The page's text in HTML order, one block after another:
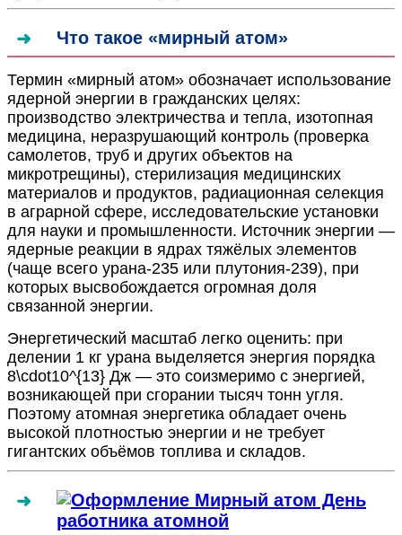
Что такое «мирный атом»
Термин «мирный атом» обозначает использование
ядерной энергии в гражданских целях:
производство электричества и тепла, изотопная
медицина, неразрушающий контроль (проверка
самолетов, труб и других объектов на
микротрещины), стерилизация медицинских
материалов и продуктов, радиационная селекция
в аграрной сфере, исследовательские установки
для науки и промышленности. Источник энергии —
ядерные реакции в ядрах тяжёлых элементов
(чаще всего урана-235 или плутония-239), при
которых высвобождается огромная доля
связанной энергии.
Энергетический масштаб легко оценить: при
делении 1 кг урана выделяется энергия порядка
8\cdot10^{13} Дж — это соизмеримо с энергией,
возникающей при сгорании тысяч тонн угля.
Поэтому атомная энергетика обладает очень
высокой плотностью энергии и не требует
гигантских объёмов топлива и складов.